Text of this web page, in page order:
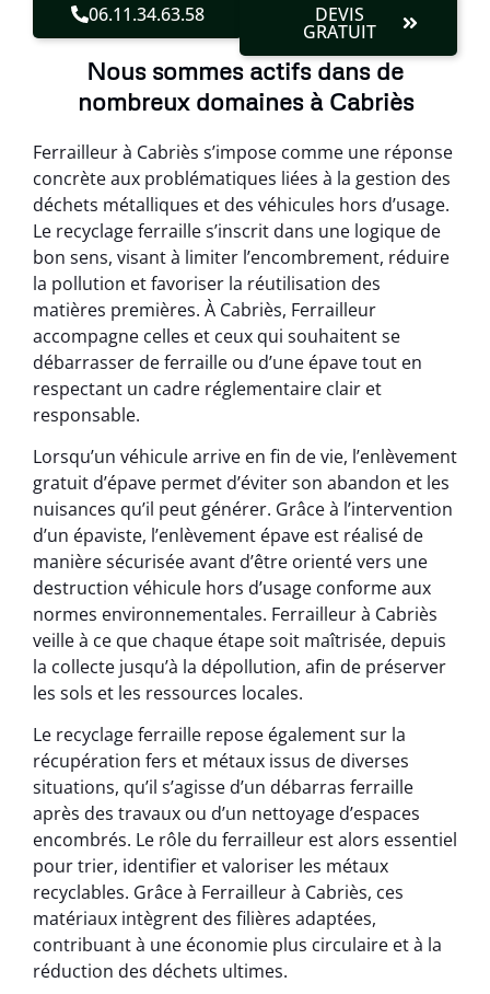
06.11.34.63.58 DEVIS
GRATUIT
Nous sommes actifs dans de
nombreux domaines à Cabriès
Ferrailleur à Cabriès s’impose comme une réponse
concrète aux problématiques liées à la gestion des
déchets métalliques et des véhicules hors d’usage.
Le recyclage ferraille s’inscrit dans une logique de
bon sens, visant à limiter l’encombrement, réduire
la pollution et favoriser la réutilisation des
matières premières. À Cabriès, Ferrailleur
accompagne celles et ceux qui souhaitent se
débarrasser de ferraille ou d’une épave tout en
respectant un cadre réglementaire clair et
responsable.
Lorsqu’un véhicule arrive en fin de vie, l’enlèvement
gratuit d’épave permet d’éviter son abandon et les
nuisances qu’il peut générer. Grâce à l’intervention
d’un épaviste, l’enlèvement épave est réalisé de
manière sécurisée avant d’être orienté vers une
destruction véhicule hors d’usage conforme aux
normes environnementales. Ferrailleur à Cabriès
veille à ce que chaque étape soit maîtrisée, depuis
la collecte jusqu’à la dépollution, afin de préserver
les sols et les ressources locales.
Le recyclage ferraille repose également sur la
récupération fers et métaux issus de diverses
situations, qu’il s’agisse d’un débarras ferraille
après des travaux ou d’un nettoyage d’espaces
encombrés. Le rôle du ferrailleur est alors essentiel
pour trier, identifier et valoriser les métaux
recyclables. Grâce à Ferrailleur à Cabriès, ces
matériaux intègrent des filières adaptées,
contribuant à une économie plus circulaire et à la
réduction des déchets ultimes.